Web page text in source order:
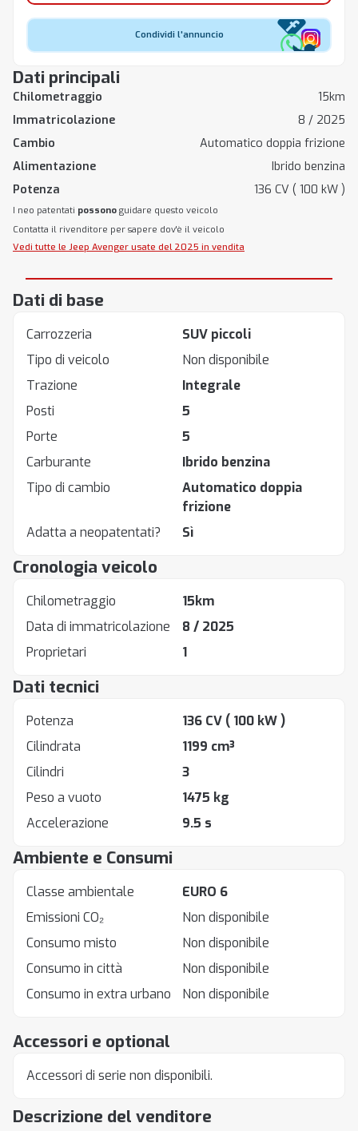
Dati principali
Chilometraggio
15km
Immatricolazione
8 / 2025
Cambio
Automatico doppia frizione
Alimentazione
Ibrido benzina
Potenza
136 CV ( 100 kW )
I neo patentati possono guidare questo veicolo
Contatta il rivenditore per sapere dov'è il veicolo
Vedi tutte le Jeep Avenger usate del 2025 in vendita
Condividi l'annuncio
Descrizione del venditore
Accessori e optional
Accessori di serie non disponibili.
Dati di base
Carrozzeria
SUV piccoli
Tipo di veicolo
Non disponibile
Trazione
Integrale
Posti
5
Porte
5
Carburante
Ibrido benzina
Tipo di cambio
Automatico doppia
frizione
Adatta a neopatentati?
Sì
Cronologia veicolo
Chilometraggio
15km
Data di immatricolazione
8 / 2025
Proprietari
1
Dati tecnici
Potenza 136 CV ( 100 kW )
Cilindrata
1199 cm³
Cilindri
3
Peso a vuoto
1475 kg
Accelerazione
9.5 s
Ambiente e Consumi
Classe ambientale
EURO 6
Emissioni CO₂
Non disponibile
Consumo misto
Non disponibile
Consumo in città
Non disponibile
Consumo in extra urbano
Non disponibile